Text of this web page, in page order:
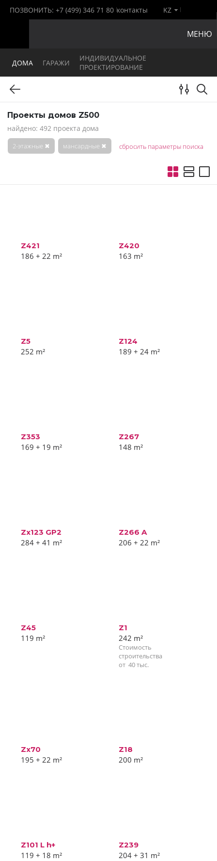
ПОЗВОНИТЬ: +7 (499) 346 71 80 контакты KZ
МЕНЮ
ДОМА ГАРАЖИ
ИНДИВИДУАЛЬНОЕ
ПРОЕКТИРОВАНИЕ
Проекты домов Z500
найдено: 492 проекта дома
2-этажные ✖ мансардные ✖ сбросить параметры поиска
Z421
186 + 22 m²
Z420
163 m²
Z5
252 m²
Z124
189 + 24 m²
Z353
169 + 19 m²
Z267
148 m²
Zx123 GP2
284 + 41 m²
Z266 A
206 + 22 m²
Z45
119 m²
Z1
242 m²
Стоимость
строительства
от 40тыс.
Zx70
195 + 22 m²
Z18
200 m²
Z101 L h+
119 + 18 m²
Z239
204 + 31 m²